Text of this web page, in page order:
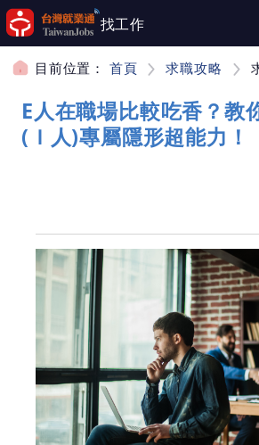
跳到主要內容
找工作
目前位置： 首頁 求職攻略
E人在職場比較吃香？教
(Ｉ人)專屬隱形超能力！